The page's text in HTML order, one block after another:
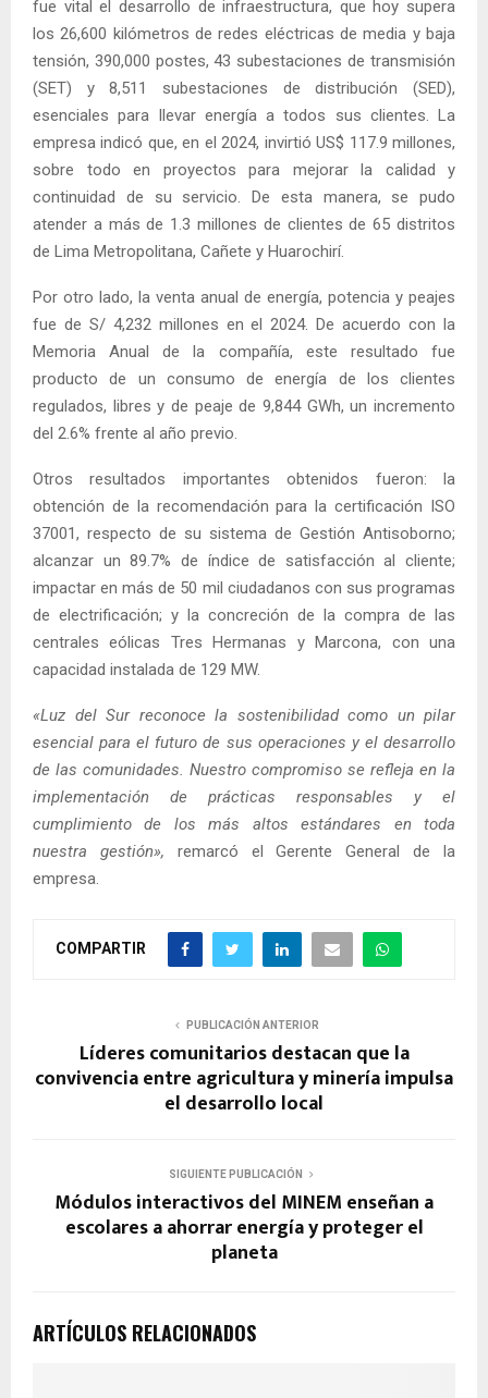
fue vital el desarrollo de infraestructura, que hoy supera
los 26,600 kilómetros de redes eléctricas de media y baja
tensión, 390,000 postes, 43 subestaciones de transmisión
(SET) y 8,511 subestaciones de distribución (SED),
esenciales para llevar energía a todos sus clientes. La
empresa indicó que, en el 2024, invirtió US$ 117.9 millones,
sobre todo en proyectos para mejorar la calidad y
continuidad de su servicio. De esta manera, se pudo
atender a más de 1.3 millones de clientes de 65 distritos
de Lima Metropolitana, Cañete y Huarochirí.
Por otro lado, la venta anual de energía, potencia y peajes
fue de S/ 4,232 millones en el 2024. De acuerdo con la
Memoria Anual de la compañía, este resultado fue
producto de un consumo de energía de los clientes
regulados, libres y de peaje de 9,844 GWh, un incremento
del 2.6% frente al año previo.
Otros resultados importantes obtenidos fueron: la
obtención de la recomendación para la certificación ISO
37001, respecto de su sistema de Gestión Antisoborno;
alcanzar un 89.7% de índice de satisfacción al cliente;
impactar en más de 50 mil ciudadanos con sus programas
de electrificación; y la concreción de la compra de las
centrales eólicas Tres Hermanas y Marcona, con una
capacidad instalada de 129 MW.
«Luz del Sur reconoce la sostenibilidad como un pilar
esencial para el futuro de sus operaciones y el desarrollo
de las comunidades. Nuestro compromiso se refleja en la
implementación de prácticas responsables y el
cumplimiento de los más altos estándares en toda
nuestra gestión», remarcó el Gerente General de la
empresa.
COMPARTIR
PUBLICACIÓN ANTERIOR
Líderes comunitarios destacan que la
convivencia entre agricultura y minería impulsa
el desarrollo local
SIGUIENTE PUBLICACIÓN
Módulos interactivos del MINEM enseñan a
escolares a ahorrar energía y proteger el
planeta
ARTÍCULOS RELACIONADOS